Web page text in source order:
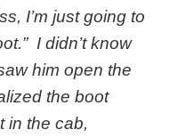
I’m just going to
I didn’t know
him open the
the boot
in the cab,